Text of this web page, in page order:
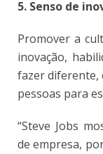
5. Senso de
Promover a
inovação,
fazer diferente,
pessoas para
“Steve Jobs
de empresa,